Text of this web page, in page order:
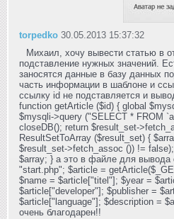
torpedko 30.05.2013 15:37:32
Михаил, хочу вывести статью в
подставление нужных значений.
заносятся данные в базу данных
часть информации в шаблоне и
ссылку id не подставляется и
function getArticle ($id) { global
$mysqli->query ("SELECT * FROM
closeDB(); return $result_set-
ResultSetToArray ($result_set) {
$result_set->fetch_assoc ()) !=
$array; } а это в файле для вывода
"start.php"; $article =
$name = $article["titel"]; $year =
$article["developer"]; $publisher =
$article["language"]; $description =
очень благодарен!!